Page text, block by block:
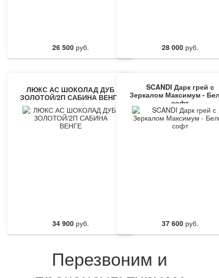
26 500руб. 28 000руб.
ЛЮКС АС ШОКОЛАД ДУБ
ЗОЛОТОЙ/2П САБИНА ВЕНГЕ
34 900руб.
SCANDI Дарк грей с
Зеркалом Максимум -
софт
37 600руб.
Перезвоним и